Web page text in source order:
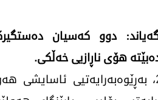
دوو کەسیان
هۆی ناڕازیی خەڵکی.
ئەمڕۆ چوارشەممە، 10ی ئەیلوولی 2025،